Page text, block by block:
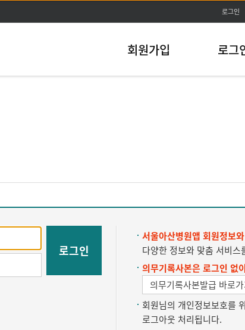
주메뉴바로가기
본문바로가기
로그인
회원가입 로그
로그인
서울아산병원앱 회원정보
다양한 정보와 맞춤 서비
의무기록사본은 로그인 없
의무기록사본발급 바로가
회원님의 개인정보보호를
로그아웃 처리됩니다.